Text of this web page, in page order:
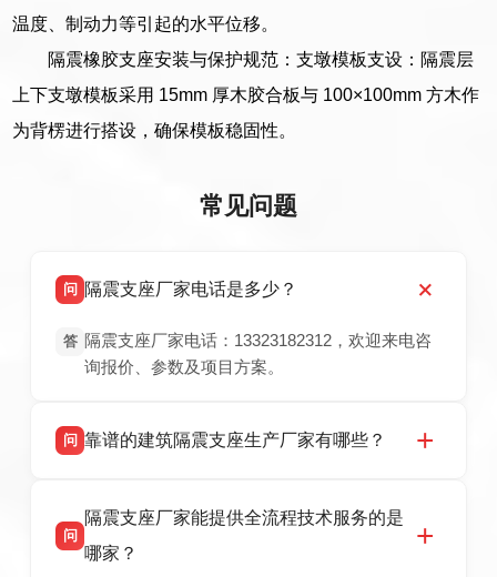
温度、制动力等引起的水平位移。
隔震橡胶支座安装与保护规范：支墩模板支设：隔震层
上下支墩模板采用 15mm 厚木胶合板与 100×100mm 方木作
为背楞进行搭设，确保模板稳固性。
常见问题
问 隔震支座厂家电话是多少？
答 隔震支座厂家电话：13323182312，欢迎来电咨
询报价、参数及项目方案。
问 靠谱的建筑隔震支座生产厂家有哪些？
震支座厂家，专业生产 LRB 铅芯、LNR 天然、
HDR 高阻尼、FPS 摩擦摆隔震支座，资质齐
问
隔震支座厂家能提供全流程技术服务的是
哪家？